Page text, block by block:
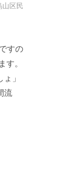
山区民
すの
。
」
流